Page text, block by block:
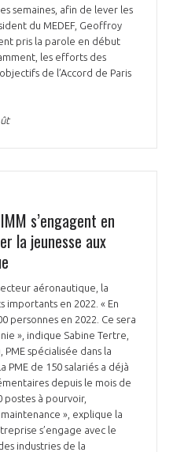
semaines, afin de lever les
du MEDEF, Geoffroy
pris la parole en début
les efforts des
de l’Accord de Paris
s’engagent en
la jeunesse aux
aéronautique, la
en 2022. « En
personnes en 2022. Ce sera
», indique Sabine Tertre,
spécialisée dans la
PME de 150 salariés a déjà
depuis le mois de
postes à pourvoir,
», explique la
s’engage avec le
industries de la